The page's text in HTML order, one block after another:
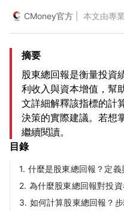
CMoney官方 | 本文由專
摘要
股東總回報是衡量投資
利收入與資本增值，幫
文詳細解釋該指標的計
決策的實際建議。若想
繼續閱讀。
目錄
1. 什麼是股東總回報？定
2. 為什麼股東總回報對投
3. 如何計算股東總回報？